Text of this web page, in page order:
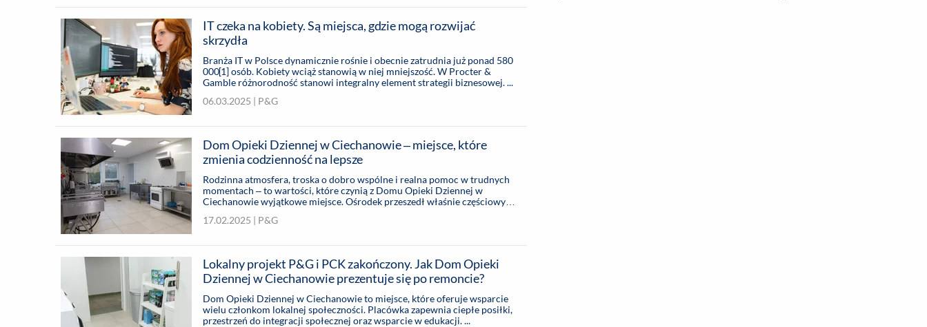
podwórka w zielone strefy relaksu, nauki i zabawy. Pierwsze parki
realizacji.
IT czeka na kobiety. Są miejsca, gdzie mogą rozwijać
skrzydła
Branża IT w Polsce dynamicznie rośnie i obecnie zatrudnia już ponad 580
000[1] osób. Kobiety wciąż stanowią w niej mniejszość. W Procter &
Gamble różnorodność stanowi integralny element strategii biznesowej. ...
06.03.2025 | P&G
Dom Opieki Dziennej w Ciechanowie – miejsce, które
zmienia codzienność na lepsze
Rodzinna atmosfera, troska o dobro wspólne i realna pomoc w trudnych
momentach – to wartości, które czynią z Domu Opieki Dziennej w
Ciechanowie wyjątkowe miejsce. Ośrodek przeszedł właśnie częściowy
17.02.2025 | P&G
Lokalny projekt P&G i PCK zakończony. Jak Dom Opieki
Dziennej w Ciechanowie prezentuje się po remoncie?
Dom Opieki Dziennej w Ciechanowie to miejsce, które oferuje wsparcie
wielu członkom lokalnej społeczności. Placówka zapewnia ciepłe posiłki,
przestrzeń do integracji społecznej oraz wsparcie w edukacji. ...